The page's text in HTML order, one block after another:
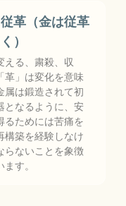
革（金は従革
）
える、粛殺、収
革」は変化を意味
属は鍛造されて初
となるように、安
るためには苦痛を
構築を経験しなけ
らないことを象徴
ます。